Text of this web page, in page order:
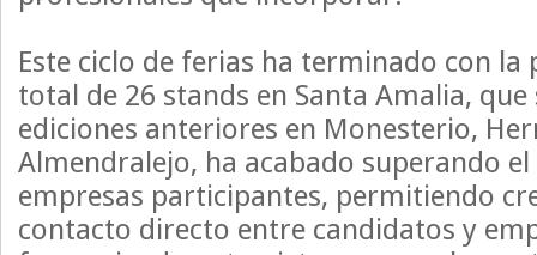
Este ciclo de ferias ha terminado con
total de 26 stands en Santa Amalia,
ediciones anteriores en Monesterio,
Almendralejo, ha acabado superando
empresas participantes, permitiendo
contacto directo entre candidatos y